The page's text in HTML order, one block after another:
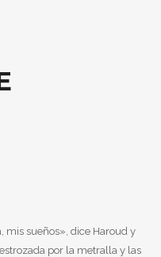
mis sueños», dice Haroud y
por la metralla y las